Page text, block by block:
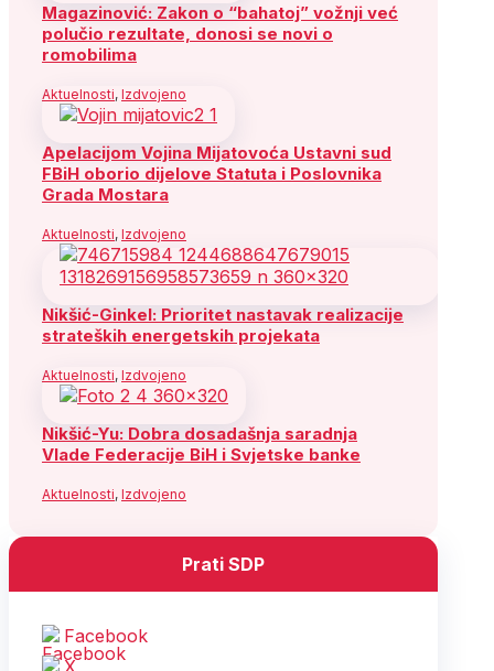
Magazinović: Zakon o “bahatoj” vožnji već
polučio rezultate, donosi se novi o
romobilima
Aktuelnosti, Izdvojeno
Apelacijom Vojina Mijatovoća Ustavni sud
FBiH oborio dijelove Statuta i Poslovnika
Grada Mostara
Aktuelnosti, Izdvojeno
Nikšić-Ginkel: Prioritet nastavak realizacije
strateških energetskih projekata
Aktuelnosti, Izdvojeno
Nikšić-Yu: Dobra dosadašnja saradnja
Vlade Federacije BiH i Svjetske banke
Aktuelnosti, Izdvojeno
Prati SDP
Facebook
X